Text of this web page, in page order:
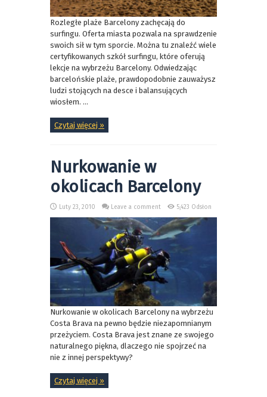
Rozległe plaże Barcelony zachęcają do
surfingu. Oferta miasta pozwala na sprawdzenie
swoich sił w tym sporcie. Można tu znaleźć wiele
certyfikowanych szkół surfingu, które oferują
lekcje na wybrzeżu Barcelony. Odwiedzając
barcelońskie plaże, prawdopodobnie zauważysz
ludzi stojących na desce i balansujących
wiosłem. ...
Czytaj więcej »
Nurkowanie w
okolicach Barcelony
Luty 23, 2010 Leave a comment 5,423 Odsłon
Nurkowanie w okolicach Barcelony na wybrzeżu
Costa Brava na pewno będzie niezapomnianym
przeżyciem. Costa Brava jest znane ze swojego
naturalnego piękna, dlaczego nie spojrzeć na
nie z innej perspektywy?
Czytaj więcej »